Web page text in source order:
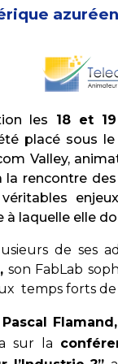
les 18 et
placé sous
Valley,
rencontre
laquelle elle
de ses
son FabLab
temps forts de
Pascal
sur la